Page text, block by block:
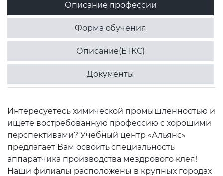
Описание профессии
Форма обучения
Описание(ЕТКС)
Документы
Интересуетесь химической промышленностью и
ищете востребованную профессию с хорошими
перспективами? Учебный центр «Альянс»
предлагает Вам освоить специальность
аппаратчика производства мездрового клея!
Наши филиалы расположены в крупных городах